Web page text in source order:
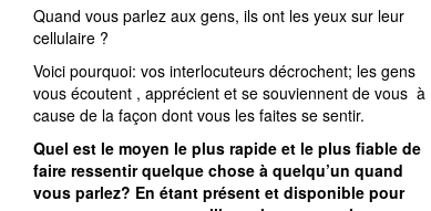
Quand vous parlez aux gens, ils ont les yeux sur leur
cellulaire ?
Voici pourquoi: vos interlocuteurs décrochent; les gens
vous écoutent , apprécient et se souviennent de vous à
cause de la façon dont vous les faites se sentir.
Quel est le moyen le plus rapide et le plus fiable de
faire ressentir quelque chose à quelqu’un quand
vous parlez? En étant présent et disponible pour